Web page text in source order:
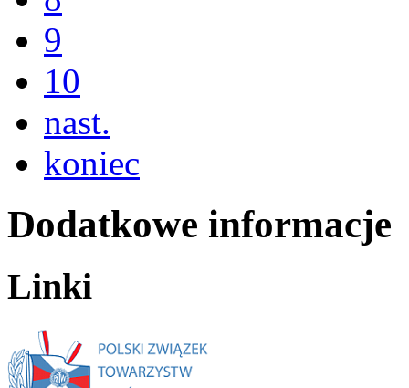
9
10
nast.
koniec
Dodatkowe informacje
Linki